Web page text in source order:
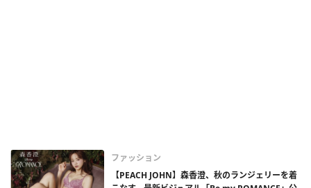
ファッション
【PEACH JOHN】森香澄、秋のランジェリーを着